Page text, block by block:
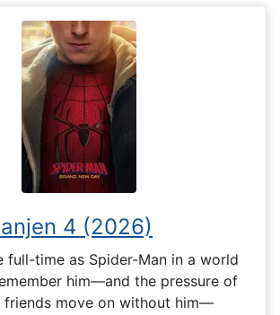
4 (2026)
full-time as Spider-Man in a world
him—and the pressure of
friends move on without him—